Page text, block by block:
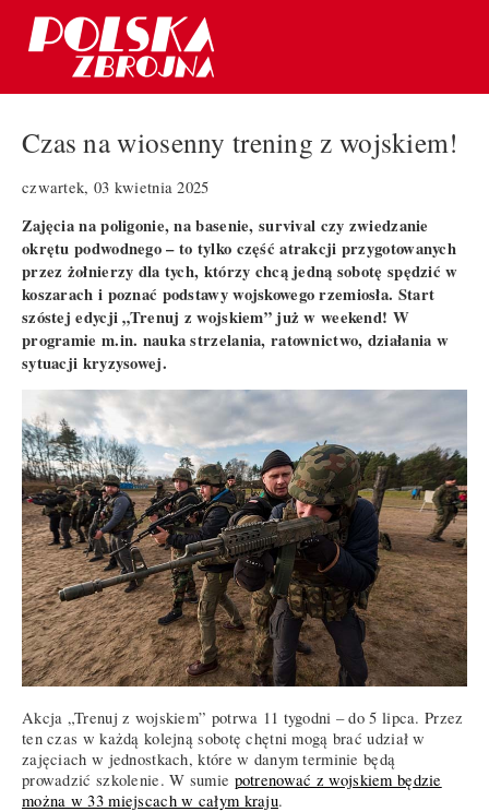
Czas na wiosenny trening z wojskiem!
czwartek, 03 kwietnia 2025
Zajęcia na poligonie, na basenie, survival czy zwiedzanie
okrętu podwodnego – to tylko część atrakcji przygotowanych
przez żołnierzy dla tych, którzy chcą jedną sobotę spędzić w
koszarach i poznać podstawy wojskowego rzemiosła. Start
szóstej edycji „Trenuj z wojskiem” już w weekend! W
programie m.in. nauka strzelania, ratownictwo, działania w
sytuacji kryzysowej.
Akcja „Trenuj z wojskiem” potrwa 11 tygodni – do 5 lipca. Przez
ten czas w każdą kolejną sobotę chętni mogą brać udział w
zajęciach w jednostkach, które w danym terminie będą
prowadzić szkolenie. W sumie potrenować z wojskiem będzie
można w 33 miejscach w całym kraju.